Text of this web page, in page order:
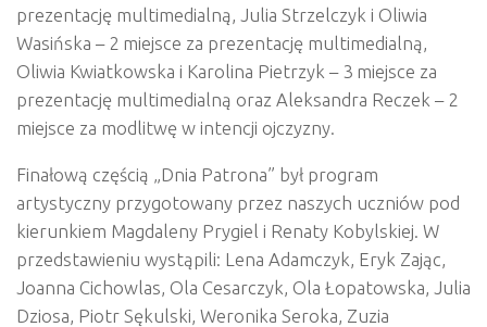
prezentację multimedialną, Julia Strzelczyk i Oliwia
Wasińska – 2 miejsce za prezentację multimedialną,
Oliwia Kwiatkowska i Karolina Pietrzyk – 3 miejsce za
prezentację multimedialną oraz Aleksandra Reczek – 2
miejsce za modlitwę w intencji ojczyzny.
Finałową częścią „Dnia Patrona” był program
artystyczny przygotowany przez naszych uczniów pod
kierunkiem Magdaleny Prygiel i Renaty Kobylskiej. W
przedstawieniu wystąpili: Lena Adamczyk, Eryk Zając,
Joanna Cichowlas, Ola Cesarczyk, Ola Łopatowska, Julia
Dziosa, Piotr Sękulski, Weronika Seroka, Zuzia